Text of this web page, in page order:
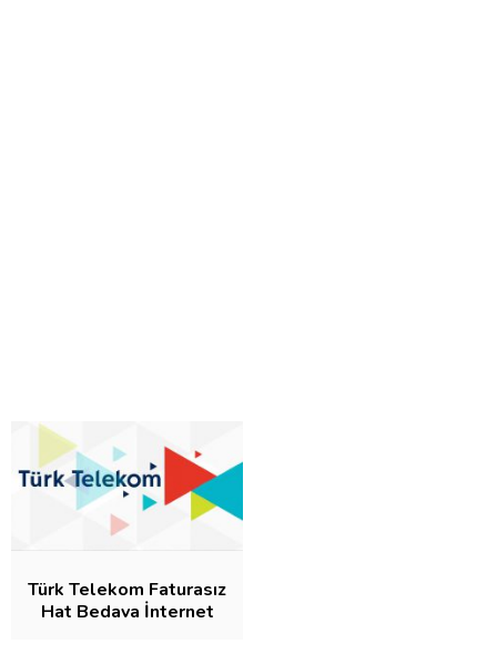
Türk Telekom Faturasız
Hat Bedava İnternet